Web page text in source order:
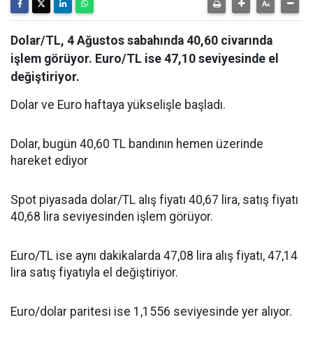
Dolar/TL, 4 Ağustos sabahında 40,60 civarında
işlem görüyor. Euro/TL ise 47,10 seviyesinde el
değiştiriyor.
Dolar ve Euro haftaya yükselişle başladı.
Dolar, bugün 40,60 TL bandının hemen üzerinde
hareket ediyor
Spot piyasada dolar/TL alış fiyatı 40,67 lira, satış fiyatı
40,68 lira seviyesinden işlem görüyor.
Euro/TL ise aynı dakikalarda 47,08 lira alış fiyatı, 47,14
lira satış fiyatıyla el değiştiriyor.
Euro/dolar paritesi ise 1,1556 seviyesinde yer alıyor.